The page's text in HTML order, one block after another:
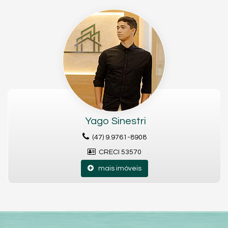
- Guarderia coletiva
- Condomínio econômico.
- 01 Hobby Box por apartamento
Características do Imóvel
Características do Empreendimento
Espaço Gourmet
Elevador
Yago Sinestri
(47) 9.9761-8908
CRECI 53570
mais imóveis